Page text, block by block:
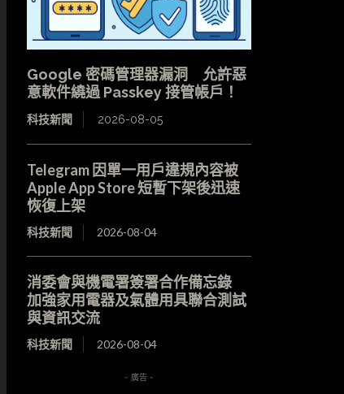
Google 密碼管理器漏洞 允許惡
意軟件繞過 Passkey 接管帳戶！
科技新聞 2026-08-05
Telegram 因單一用戶違規內容被
Apple App Store 短暫下架後迅速
恢復上架
科技新聞 2026-08-04
消委會與機電署簽署合作備忘錄
加強家用電器及氣體用具聯合測試
與資訊交流
科技新聞 2026-08-04
- 廣告 -